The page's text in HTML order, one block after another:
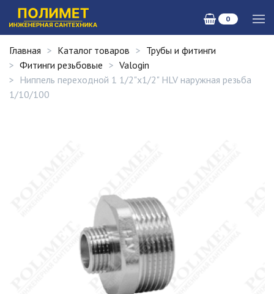
0
Главная Каталог товаров
Трубы и фитинги
Фитинги резьбовые
Valogin
Ниппель переходной 1 1/2"х1/2" HLV наружная резьба
1/10/100